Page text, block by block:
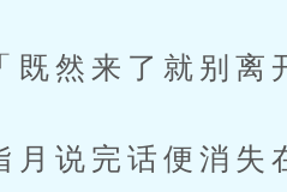
然来了就别离
说完话便消失